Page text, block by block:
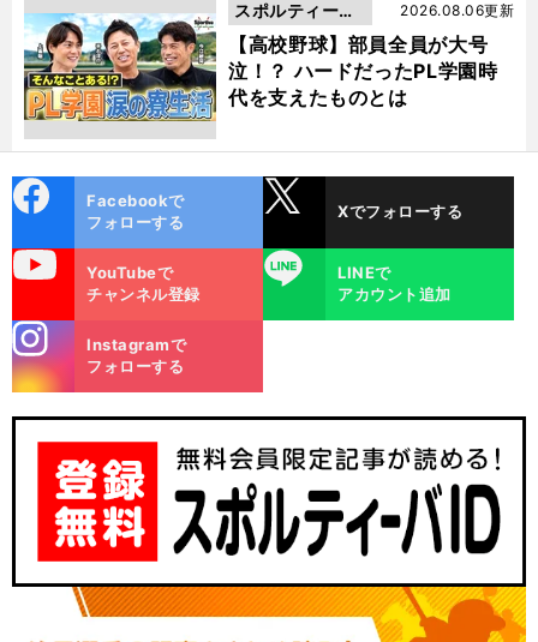
【高校野球】部員全員が大号
泣！？ ハードだったPL学園時
代を支えたものとは
2026.08.06更新
スポルティーバ
動画
ok
Facebookで
フォローする
Xでフォローする
YouTubeで
チャンネル登録
LINE
LINEで
アカウント追加
m
Instagramで
フォローする